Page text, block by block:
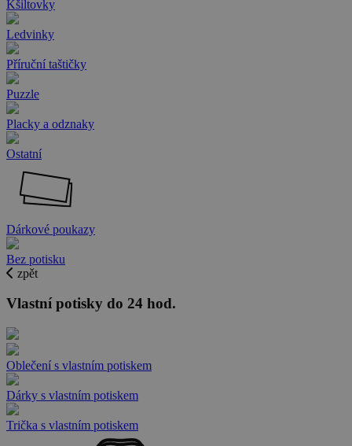
Kšiltovky
Ledvinky
Příruční taštičky
Puzzle
Placky a odznaky
Ostatní
Dárkové poukazy
Bez potisku
zpět
Vlastní potisky do 24 hod.
Oblečení s vlastním potiskem
Dárky s vlastním potiskem
Trička s vlastním potiskem